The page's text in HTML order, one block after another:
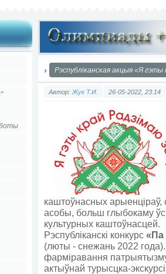
Рэспубліканская акцыя «Я гэты
Автор: Жук Т.И. 26-05-2022, 23:14
каштоўнасных арыенціраў,
асобы, больш глыбокаму
культурных каштоўнасцей.
Рэспубліканскі конкурс «Па
(люты - снежань 2022
фарміравання
актыўнай турысцка-